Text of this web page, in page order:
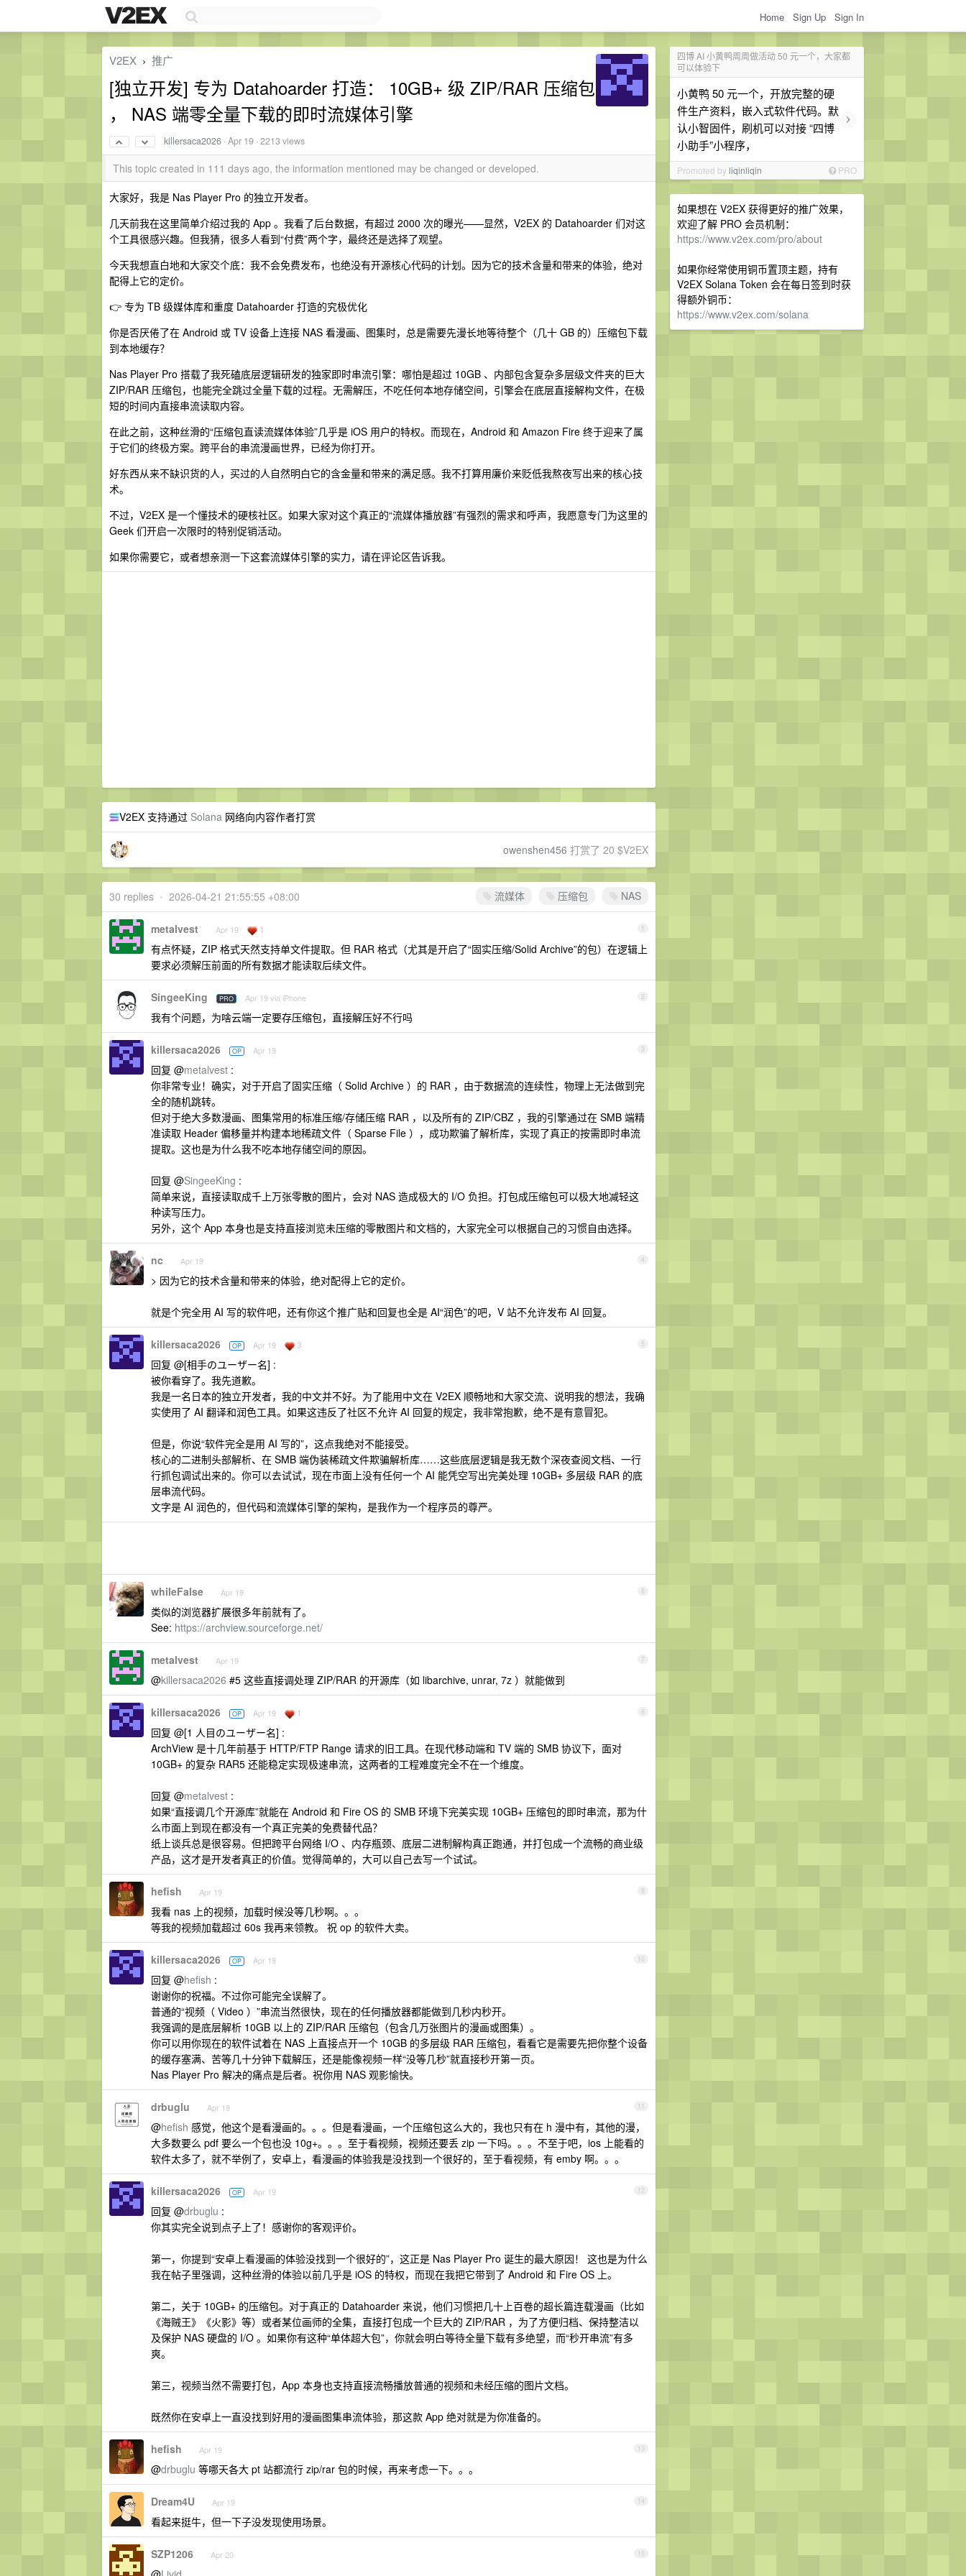
Home Sign Up Sign In
四博 AI 小黄鸭周周做活动 50 元一个，大家都
可以体验下
小黄鸭 50 元一个，开放完整的硬
件生产资料，嵌入式软件代码。默
认小智固件，刷机可以对接 “四博
小助手”小程序，
›
Promoted byliqinliqin PRO
如果想在 V2EX 获得更好的推广效果，
欢迎了解 PRO 会员机制：
https://www.v2ex.com/pro/about
如果你经常使用铜币置顶主题，持有
V2EX Solana Token 会在每日签到时获
得额外铜币：
https://www.v2ex.com/solana
V2EX › 推广
[独立开发] 专为 Datahoarder 打造： 10GB+ 级 ZIP/RAR 压缩包
， NAS 端零全量下载的即时流媒体引擎
killersaca2026 ·Apr 19 · 2213 views
This topic created in 111 days ago, the information mentioned may be changed or developed.
大家好，我是 Nas Player Pro 的独立开发者。
几天前我在这里简单介绍过我的 App 。我看了后台数据，有超过 2000 次的曝光——显然，V2EX 的 Datahoarder 们对这
个工具很感兴趣。但我猜，很多人看到“付费”两个字，最终还是选择了观望。
今天我想直白地和大家交个底：我不会免费发布，也绝没有开源核心代码的计划。因为它的技术含量和带来的体验，绝对
配得上它的定价。
👉 专为 TB 级媒体库和重度 Datahoarder 打造的究极优化
你是否厌倦了在 Android 或 TV 设备上连接 NAS 看漫画、图集时，总是需要先漫长地等待整个（几十 GB 的）压缩包下载
到本地缓存？
Nas Player Pro 搭载了我死磕底层逻辑研发的独家即时串流引擎：哪怕是超过 10GB 、内部包含复杂多层级文件夹的巨大
ZIP/RAR 压缩包，也能完全跳过全量下载的过程。无需解压，不吃任何本地存储空间，引擎会在底层直接解构文件，在极
短的时间内直接串流读取内容。
在此之前，这种丝滑的“压缩包直读流媒体体验”几乎是 iOS 用户的特权。而现在，Android 和 Amazon Fire 终于迎来了属
于它们的终极方案。跨平台的串流漫画世界，已经为你打开。
好东西从来不缺识货的人，买过的人自然明白它的含金量和带来的满足感。我不打算用廉价来贬低我熬夜写出来的核心技
术。
不过，V2EX 是一个懂技术的硬核社区。如果大家对这个真正的“流媒体播放器”有强烈的需求和呼声，我愿意专门为这里的
Geek 们开启一次限时的特别促销活动。
如果你需要它，或者想亲测一下这套流媒体引擎的实力，请在评论区告诉我。
V2EX 支持通过 Solana 网络向内容作者打赏
owenshen456 打赏了 20 $V2EX
流媒体 压缩包 NAS
30 replies • 2026-04-21 21:55:55 +08:00
1
metalvest Apr 19 1
有点怀疑，ZIP 格式天然支持单文件提取。但 RAR 格式（尤其是开启了“固实压缩/Solid Archive”的包）在逻辑上
要求必须解压前面的所有数据才能读取后续文件。
2
SingeeKing PRO Apr 19 via iPhone
我有个问题，为啥云端一定要存压缩包，直接解压好不行吗
3
killersaca2026 OP Apr 19
回复 @metalvest :
你非常专业！确实，对于开启了固实压缩（ Solid Archive ）的 RAR ，由于数据流的连续性，物理上无法做到完
全的随机跳转。
但对于绝大多数漫画、图集常用的标准压缩/存储压缩 RAR ，以及所有的 ZIP/CBZ ，我的引擎通过在 SMB 端精
准读取 Header 偏移量并构建本地稀疏文件（ Sparse File ），成功欺骗了解析库，实现了真正的按需即时串流
提取。这也是为什么我不吃本地存储空间的原因。
回复 @SingeeKing :
简单来说，直接读取成千上万张零散的图片，会对 NAS 造成极大的 I/O 负担。打包成压缩包可以极大地减轻这
种读写压力。
另外，这个 App 本身也是支持直接浏览未压缩的零散图片和文档的，大家完全可以根据自己的习惯自由选择。
4
nc Apr 19
> 因为它的技术含量和带来的体验，绝对配得上它的定价。
就是个完全用 AI 写的软件吧，还有你这个推广贴和回复也全是 AI“润色”的吧，V 站不允许发布 AI 回复。
5
killersaca2026 OP Apr 19 3
回复 @[相手のユーザー名] :
被你看穿了。我先道歉。
我是一名日本的独立开发者，我的中文并不好。为了能用中文在 V2EX 顺畅地和大家交流、说明我的想法，我确
实使用了 AI 翻译和润色工具。如果这违反了社区不允许 AI 回复的规定，我非常抱歉，绝不是有意冒犯。
但是，你说“软件完全是用 AI 写的”，这点我绝对不能接受。
核心的二进制头部解析、在 SMB 端伪装稀疏文件欺骗解析库……这些底层逻辑是我无数个深夜查阅文档、一行
行抓包调试出来的。你可以去试试，现在市面上没有任何一个 AI 能凭空写出完美处理 10GB+ 多层级 RAR 的底
层串流代码。
文字是 AI 润色的，但代码和流媒体引擎的架构，是我作为一个程序员的尊严。
6
whileFalse Apr 19
类似的浏览器扩展很多年前就有了。
See: https://archview.sourceforge.net/
7
metalvest Apr 19
@killersaca2026 #5 这些直接调处理 ZIP/RAR 的开源库（如 libarchive, unrar, 7z ）就能做到
8
killersaca2026 OP Apr 19 1
回复 @[1 人目のユーザー名] :
ArchView 是十几年前基于 HTTP/FTP Range 请求的旧工具。在现代移动端和 TV 端的 SMB 协议下，面对
10GB+ 的复杂 RAR5 还能稳定实现极速串流，这两者的工程难度完全不在一个维度。
回复 @metalvest :
如果“直接调几个开源库”就能在 Android 和 Fire OS 的 SMB 环境下完美实现 10GB+ 压缩包的即时串流，那为什
么市面上到现在都没有一个真正完美的免费替代品？
纸上谈兵总是很容易。但把跨平台网络 I/O 、内存瓶颈、底层二进制解构真正跑通，并打包成一个流畅的商业级
产品，这才是开发者真正的价值。觉得简单的，大可以自己去写一个试试。
9
hefish Apr 19
我看 nas 上的视频，加载时候没等几秒啊。。。
等我的视频加载超过 60s 我再来领教。 祝 op 的软件大卖。
10
killersaca2026 OP Apr 19
回复 @hefish :
谢谢你的祝福。不过你可能完全误解了。
普通的“视频（ Video ）”串流当然很快，现在的任何播放器都能做到几秒内秒开。
我强调的是底层解析 10GB 以上的 ZIP/RAR 压缩包（包含几万张图片的漫画或图集）。
你可以用你现在的软件试着在 NAS 上直接点开一个 10GB 的多层级 RAR 压缩包，看看它是需要先把你整个设备
的缓存塞满、苦等几十分钟下载解压，还是能像视频一样“没等几秒”就直接秒开第一页。
Nas Player Pro 解决的痛点是后者。祝你用 NAS 观影愉快。
11
drbuglu Apr 19
@hefish 感觉，他这个是看漫画的。。。但是看漫画，一个压缩包这么大的，我也只有在 h 漫中有，其他的漫，
大多数要么 pdf 要么一个包也没 10g+。。。至于看视频，视频还要丢 zip 一下吗。。。不至于吧，ios 上能看的
软件太多了，就不举例了，安卓上，看漫画的体验我是没找到一个很好的，至于看视频，有 emby 啊。。。
12
killersaca2026 OP Apr 19
回复 @drbuglu :
你其实完全说到点子上了！感谢你的客观评价。
第一，你提到“安卓上看漫画的体验没找到一个很好的”，这正是 Nas Player Pro 诞生的最大原因！ 这也是为什么
我在帖子里强调，这种丝滑的体验以前几乎是 iOS 的特权，而现在我把它带到了 Android 和 Fire OS 上。
第二，关于 10GB+ 的压缩包。对于真正的 Datahoarder 来说，他们习惯把几十上百卷的超长篇连载漫画（比如
《海贼王》《火影》等）或者某位画师的全集，直接打包成一个巨大的 ZIP/RAR ，为了方便归档、保持整洁以
及保护 NAS 硬盘的 I/O 。如果你有这种“单体超大包”，你就会明白等待全量下载有多绝望，而“秒开串流”有多
爽。
第三，视频当然不需要打包，App 本身也支持直接流畅播放普通的视频和未经压缩的图片文档。
既然你在安卓上一直没找到好用的漫画图集串流体验，那这款 App 绝对就是为你准备的。
13
hefish Apr 19
@drbuglu 等哪天各大 pt 站都流行 zip/rar 包的时候，再来考虑一下。。。
14
Dream4U Apr 19
看起来挺牛，但一下子没发现使用场景。
15
SZP1206 Apr 20